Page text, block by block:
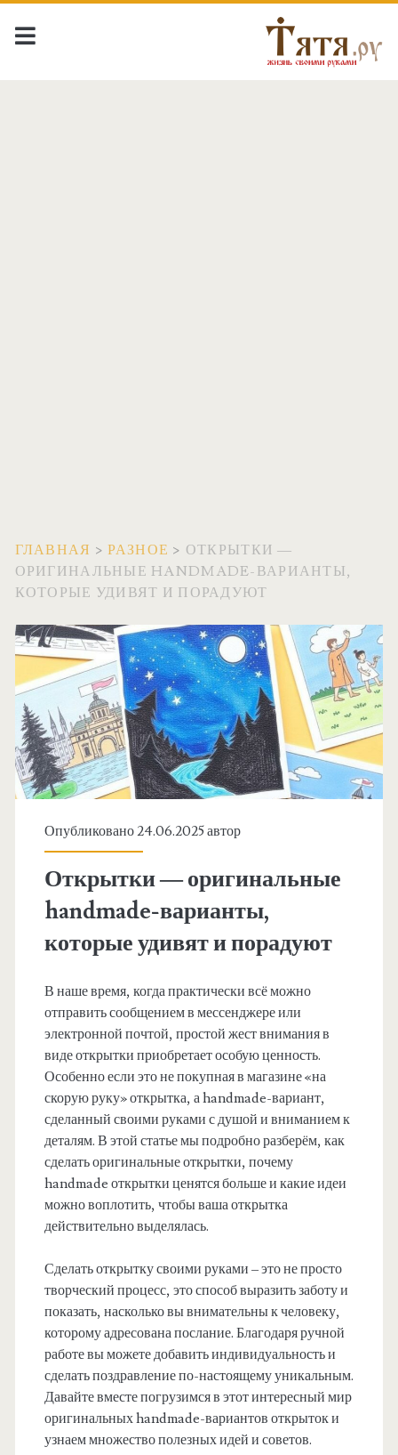
ГЛАВНАЯ >РАЗНОЕ > ОТКРЫТКИ —
ОРИГИНАЛЬНЫЕ HANDMADE-ВАРИАНТЫ,
КОТОРЫЕ УДИВЯТ И ПОРАДУЮТ
Опубликовано 24.06.2025 автор
Открытки — оригинальные
handmade-варианты,
которые удивят и порадуют
В наше время, когда практически всё можно
отправить сообщением в мессенджере или
электронной почтой, простой жест внимания в
виде открытки приобретает особую ценность.
Особенно если это не покупная в магазине «на
скорую руку» открытка, а handmade-вариант,
сделанный своими руками с душой и вниманием к
деталям. В этой статье мы подробно разберём, как
сделать оригинальные открытки, почему
handmade открытки ценятся больше и какие идеи
можно воплотить, чтобы ваша открытка
действительно выделялась.
Сделать открытку своими руками – это не просто
творческий процесс, это способ выразить заботу и
показать, насколько вы внимательны к человеку,
которому адресована послание. Благодаря ручной
работе вы можете добавить индивидуальность и
сделать поздравление по-настоящему уникальным.
Давайте вместе погрузимся в этот интересный мир
оригинальных handmade-вариантов открыток и
узнаем множество полезных идей и советов.